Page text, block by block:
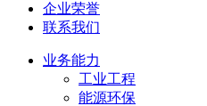
企业荣誉
联系我们
业务能力
工业工程
能源环保